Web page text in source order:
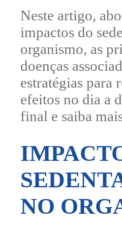
Neste artigo,
impactos do
organismo, as
doenças
estratégias para
efeitos no dia a
final e saiba
NO